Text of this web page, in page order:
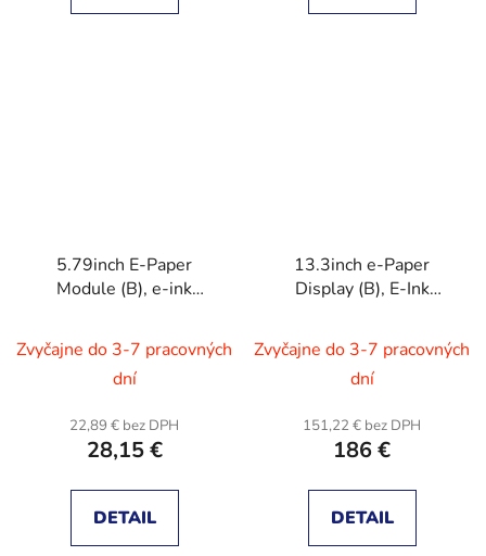
5.79inch E-Paper
Module (B), e-ink
Red/Black/White, SPI
Interface
Zvyčajne do 3-7 pracovných
dní
22,89 € bez DPH
28,15 €
DETAIL
13.3inch e-Paper
Display (B), E-Ink
pixels, Red / Black /
White, SPI
Communication
Zvyčajne do 3-7 pracovných
dní
151,22 € bez DPH
186 €
DETAIL